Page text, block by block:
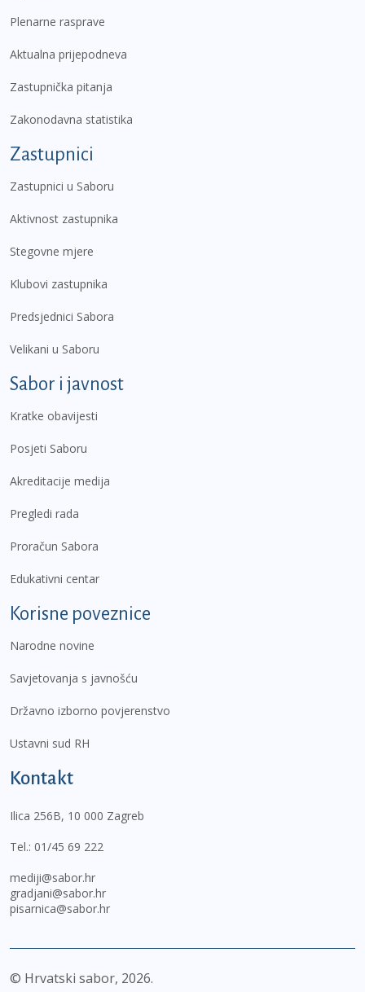
Plenarne rasprave
Aktualna prijepodneva
Zastupnička pitanja
Zakonodavna statistika
Zastupnici
Zastupnici u Saboru
Aktivnost zastupnika
Stegovne mjere
Klubovi zastupnika
Predsjednici Sabora
Velikani u Saboru
Sabor i javnost
Kratke obavijesti
Posjeti Saboru
Akreditacije medija
Pregledi rada
Proračun Sabora
Edukativni centar
Korisne poveznice
Narodne novine
Savjetovanja s javnošću
Državno izborno povjerenstvo
Ustavni sud RH
Kontakt
Ilica 256B, 10 000 Zagreb
Tel.: 01/45 69 222
mediji@sabor.hr
gradjani@sabor.hr
pisarnica@sabor.hr
© Hrvatski sabor, 2026